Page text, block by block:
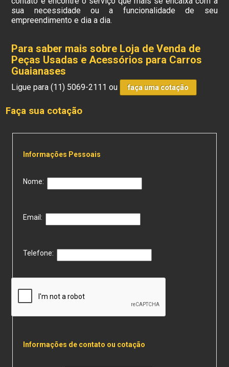
sua necessidade ou a funcionalidade de seu
empreendimento e dia a dia.
Para saber mais sobre Loja de Venda de
Peças Usadas e Acessórios para Carros
Guaianases
Ligue para(11) 5069-2111 ou faça uma cotação
Faça sua cotação
Informações Pessoais
Nome:
Email:
Telefone:
Informações de contato ou cotação